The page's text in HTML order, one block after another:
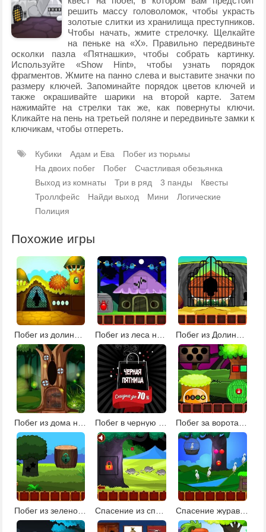
решить массу головоломок, чтобы украсть
золотые слитки из хранилища преступников.
Чтобы начать, жмите стрелочку. Щелкайте
на пеньке на «Х». Правильно передвиньте
осколки пазла «Пятнашки», чтобы собрать картинку.
Используйте «Show Hint», чтобы узнать порядок
фрагментов. Жмите на панно слева и выставите значки по
размеру ключей. Запоминайте порядок цветов ключей и
также окрашивайте шарики на второй карте. Затем
нажимайте на стрелки так же, как повернуты ключи.
Кликайте на пень на третьей поляне и передвиньте замки к
ключикам, чтобы отпереть.
Кубики Адам и Ева
Побег из тюрьмы
На двоих побег
Побег
Счастливая обезьянка
Выход из комнаты
Три в ряд 3 панды
Квесты
Троллфейс
Найди выход Мини
Логические
Полиция
Похожие игры
Побег из долины башен Побег из леса на Хэллоуин 2 Побег из Долины черепа
Побег из дома на дереве Побег в черную пятницу Побег за ворота деревни
Побег из зеленой усадьбы Спасение журавля